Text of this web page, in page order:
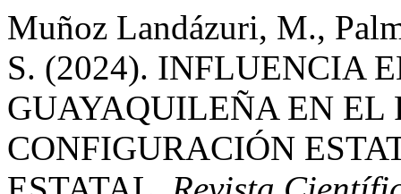
Muñoz Landázuri, M.,
S. (2024). INFLUENCIA
GUAYAQUILEÑA EN EL
CONFIGURACIÓN